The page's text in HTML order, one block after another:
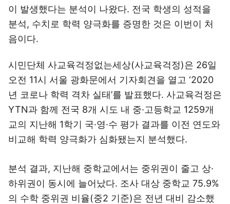
이 발생했다는 분석이 나왔다. 전국 학생의 성적을
분석, 수치로 학력 양극화를 증명한 것은 이번이 처
음이다.
시민단체 사교육걱정없는세상(사교육걱정)은 26일
오전 11시 서울 광화문에서 기자회견을 열고 ‘2020
년 코로나 학력 격차 실태’를 발표했다. 사교육걱정은
YTN과 함께 전국 8개 시도 내 중·고등학교 1259개
교의 지난해 1학기 국·영·수 평가 결과를 이전 연도와
비교해 학력 양극화가 심화됐는지 분석했다.
분석 결과, 지난해 중학교에서는 중위권이 줄고 상·
하위권이 동시에 늘어났다. 조사 대상 중학교 75.9%
의 수학 중위권 비율(중2 기준)은 전년 대비 감소했